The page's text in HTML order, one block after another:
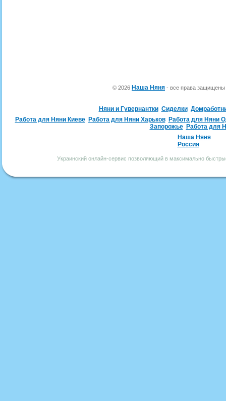
© 2026 Наша Няня - все права
Няни и Гувернантки Сиделки
Работа для Няни Киеве
Работа для Няни Харьков
Работа для Няни
Запорожье
Работа для
Наша Няня
Россия
Украинский онлайн-сервис позволяющий в максимально